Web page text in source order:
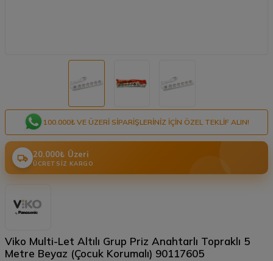
100.000₺ VE ÜZERI SIPARIŞLERINIZ IÇIN ÖZEL TEKLIF ALIN!
20.000₺ Üzeri
ÜCRETSIZ KARGO
Viko Multi-Let Altılı Grup Priz Anahtarlı Topraklı 5
Metre Beyaz (Çocuk Korumalı) 90117605